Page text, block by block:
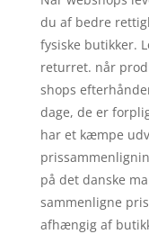
du af bedre
fysiske butikker.
returret. når
shops
dage, de er
har et kæmpe
på det danske
sammenligne
afhængig af